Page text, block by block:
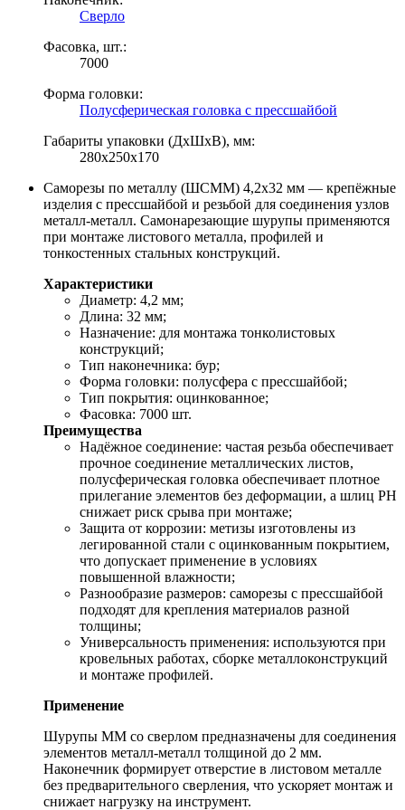
Сверло
Фасовка, шт.:
7000
Форма головки:
Полусферическая головка с прессшайбой
Габариты упаковки (ДхШхВ), мм:
280х250х170
Саморезы по металлу (ШСММ) 4,2х32 мм — крепёжные
изделия с прессшайбой и резьбой для соединения узлов
металл-металл. Самонарезающие шурупы применяются
при монтаже листового металла, профилей и
тонкостенных стальных конструкций.
Характеристики
Диаметр: 4,2 мм;
Длина: 32 мм;
Назначение: для монтажа тонколистовых
конструкций;
Тип наконечника: бур;
Форма головки: полусфера с прессшайбой;
Тип покрытия: оцинкованное;
Фасовка: 7000 шт.
Преимущества
Надёжное cоединение: частая резьба обеспечивает
прочное соединение металлических листов,
полусферическая головка обеспечивает плотное
прилегание элементов без деформации, а шлиц PH
снижает риск срыва при монтаже;
Защита от коррозии: метизы изготовлены из
легированной стали с оцинкованным покрытием,
что допускает применение в условиях
повышенной влажности;
Разнообразие размеров: саморезы с прессшайбой
подходят для крепления материалов разной
толщины;
Универсальность применения: используются при
кровельных работах, сборке металлоконструкций
и монтаже профилей.
Применение
Шурупы ММ со сверлом предназначены для соединения
элементов металл-металл толщиной до 2 мм.
Наконечник формирует отверстие в листовом металле
без предварительного сверления, что ускоряет монтаж и
снижает нагрузку на инструмент.